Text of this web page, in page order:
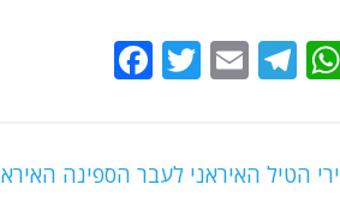
W
s
T
g
E
l
T
er
e
ירי הטיל האיראני לעבר הספינה